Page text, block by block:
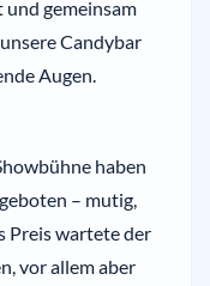
gemeinsam
Candybar
Augen.
haben
– mutig,
Preis wartete der
vor allem aber